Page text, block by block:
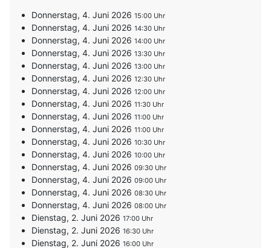
Donnerstag, 4. Juni 202615:00
Donnerstag, 4. Juni 202614:30
Donnerstag, 4. Juni 202614:00
Donnerstag, 4. Juni 202613:30
Donnerstag, 4. Juni 202613:00
Donnerstag, 4. Juni 202612:30
Donnerstag, 4. Juni 202612:00
Donnerstag, 4. Juni 202611:30
Donnerstag, 4. Juni 202611:00
Donnerstag, 4. Juni 202611:00
Donnerstag, 4. Juni 202610:30
Donnerstag, 4. Juni 202610:00
Donnerstag, 4. Juni 202609:30
Donnerstag, 4. Juni 202609:00
Donnerstag, 4. Juni 202608:30
Donnerstag, 4. Juni 202608:00
Dienstag, 2. Juni 202617:00
Dienstag, 2. Juni 202616:30
Dienstag, 2. Juni 202616:00